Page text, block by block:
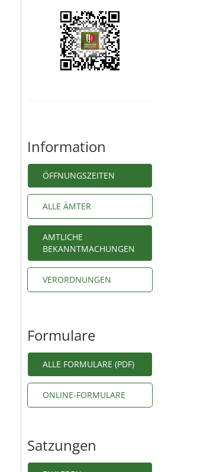
Information
ÖFFNUNGSZEITEN
ALLE ÄMTER
AMTLICHE
BEKANNTMACHUNGEN
VERORDNUNGEN
Formulare
ALLE FORMULARE (PDF)
ONLINE-FORMULARE
Satzungen